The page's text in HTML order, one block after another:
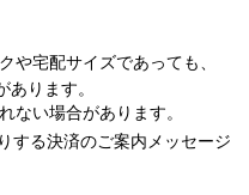
や宅配サイズであっても、
ります。
ない場合があります。
する決済のご案内メッセージ